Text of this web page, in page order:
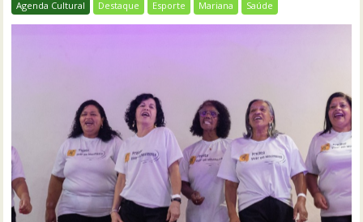
Agenda Cultural Destaque Esporte Mariana Saúde